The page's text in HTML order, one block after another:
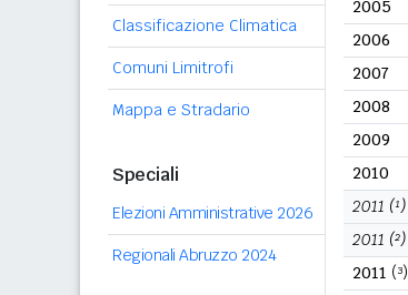
Classificazione Climatica
Comuni Limitrofi
Mappa e Stradario
Speciali
Elezioni Amministrative 2026
Regionali Abruzzo 2024
2005
2006
2007
2008
2009
2010
2011 (¹)
2011 (²)
2011 (³)